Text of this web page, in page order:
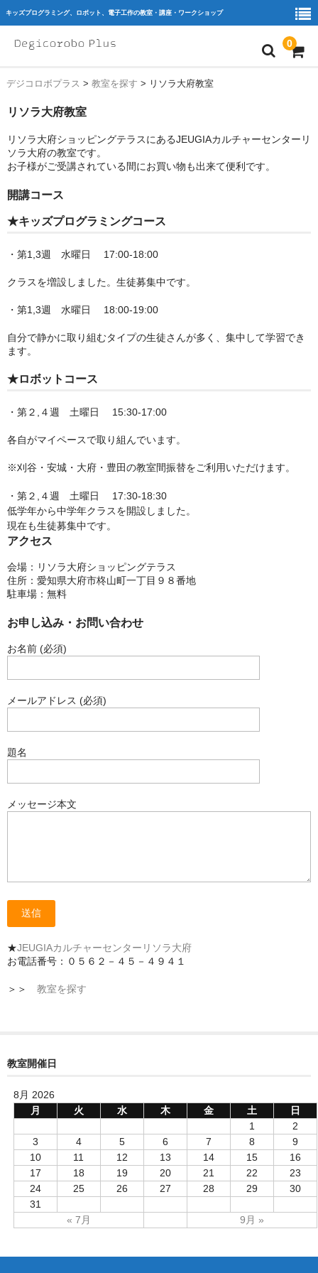
キッズプログラミング、ロボット、電子工作の教室・講座・ワークショップ
0
home
ｷｯｽﾞﾌﾟﾛｸﾞﾗﾐﾝｸﾞ
ﾛﾎﾞｯﾄ
デジコロボプラス >教室を探す > リソラ大府教室
リソラ大府教室
リソラ大府ショッピングテラスにあるJEUGIAカルチャーセンターリ
ソラ大府の教室です。
お子様がご受講されている間にお買い物も出来て便利です。
開講コース
★キッズプログラミングコース
・第1,3週 水曜日 17:00-18:00
クラスを増設しました。生徒募集中です。
・第1,3週 水曜日 18:00-19:00
自分で静かに取り組むタイプの生徒さんが多く、集中して学習でき
ます。
★ロボットコース
・第２,４週 土曜日 15:30-17:00
各自がマイペースで取り組んでいます。
※刈谷・安城・大府・豊田の教室間振替をご利用いただけます。
・第２,４週 土曜日 17:30-18:30
低学年から中学年クラスを開設しました。
現在も生徒募集中です。
アクセス
会場：リソラ大府ショッピングテラス
住所：愛知県大府市柊山町一丁目９８番地
駐車場：無料
お申し込み・お問い合わせ
お名前 (必須)
メールアドレス (必須)
題名
メッセージ本文
★JEUGIAカルチャーセンターリソラ大府
お電話番号：０５６２－４５－４９４１
＞＞ 教室を探す
教室開催日
8月 2026
月
火 水 木 金 土
日
1
2
3
4 5 6 7 8
9
10
11 12 13 14 15
16
17
18 19 20 21 22
23
24
25 26 27 28 29
30
31
« 7月
9月 »